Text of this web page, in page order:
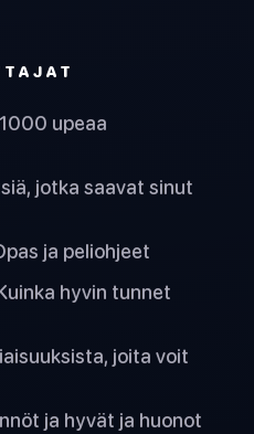
upeaa
jotka saavat sinut
ja peliohjeet
hyvin tunnet
joita voit
ja hyvät ja huonot